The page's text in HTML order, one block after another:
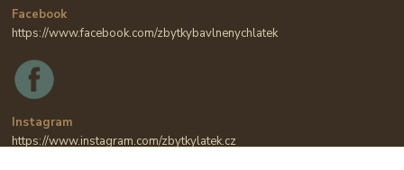
Facebook
https://www.facebook.com/zbytkybavlnenychlatek
Instagram
https://www.instagram.com/zbytkylatek.cz